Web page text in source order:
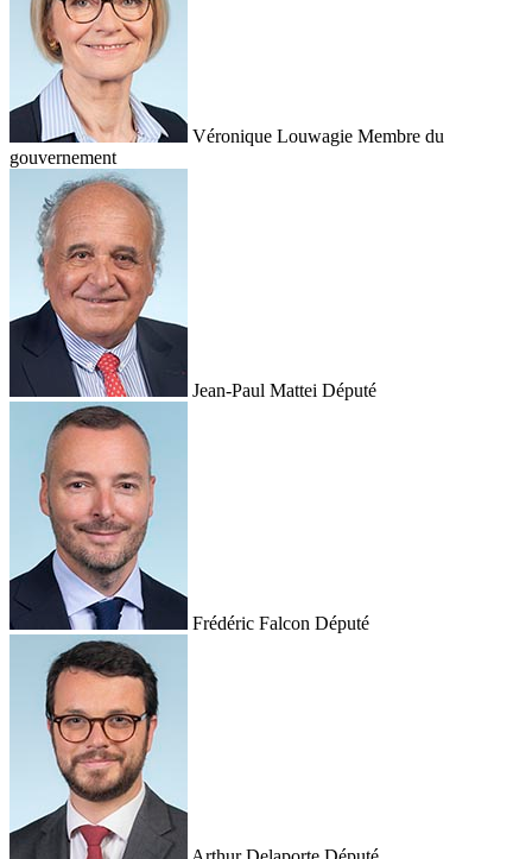
Véronique Louwagie Membre du
gouvernement
Jean-Paul Mattei Député
Frédéric Falcon Député